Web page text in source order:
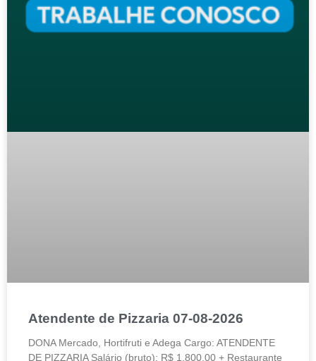
Atendente de Pizzaria 07-08-2026
DONA Mercado, Hortifruti e Adega Cargo: ATENDENTE
DE PIZZARIA Salário (bruto): R$ 1.800,00 + Restaurante